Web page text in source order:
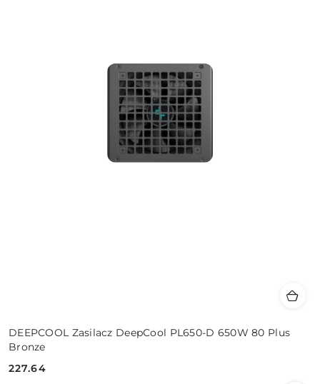
DEEPCOOL Zasilacz DeepCool PL650-D 650W 80 Plus
Bronze
Cena:
227.64